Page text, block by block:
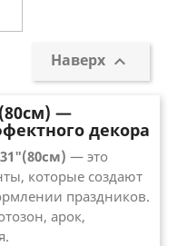
Наверх 
—
декора
31"(80см) — это
которые создают
праздников.
арок,